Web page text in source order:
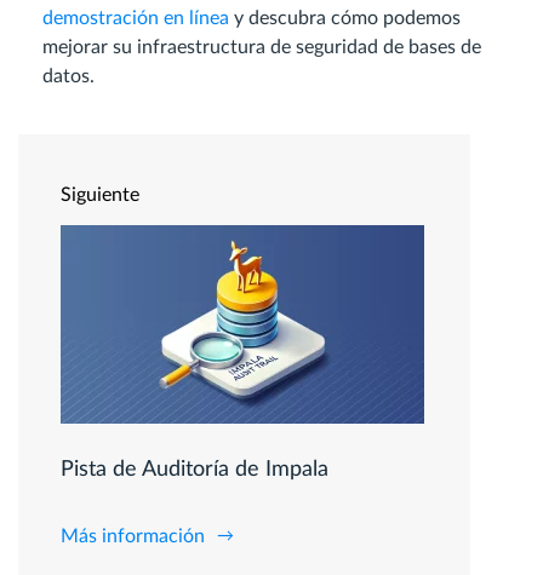
demostración en línea y descubra cómo podemos
mejorar su infraestructura de seguridad de bases de
datos.
Siguiente
Pista de Auditoría de Impala
Más información